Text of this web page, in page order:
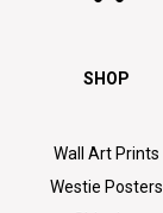
SHOP
Wall Art Prints
Westie Posters